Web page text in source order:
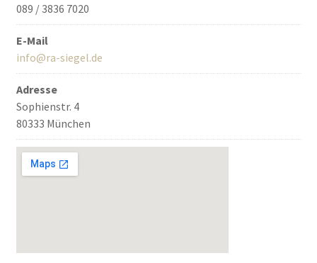
089 / 3836 7020
E-Mail
info@ra-siegel.de
Adresse
Sophienstr. 4
80333 München